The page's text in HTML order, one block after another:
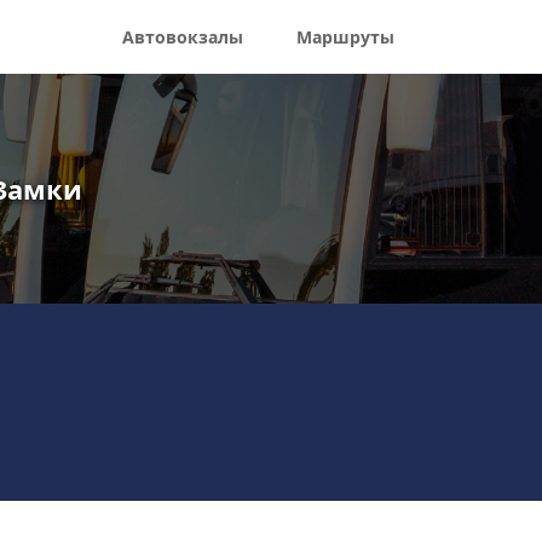
Автовокзалы Маршруты